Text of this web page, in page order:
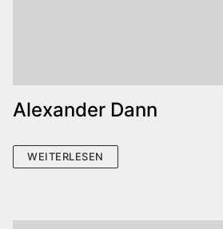
Alexander Dann
WEITERLESEN